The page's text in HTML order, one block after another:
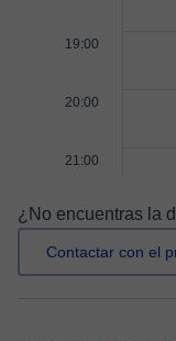
19:00
20:00
21:00
¿No encuentras la
Contactar con el